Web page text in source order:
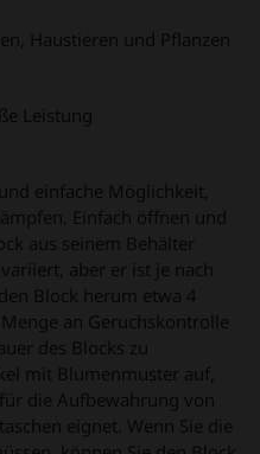
Haustieren und Pflanzen
Leistung
einfache Möglichkeit,
Einfach öffnen und
aus seinem Behälter
aber er ist je nach
Block herum etwa 4
an Geruchskontrolle
des Blocks zu
mit Blumenmuster auf,
die Aufbewahrung von
eignet. Wenn Sie die